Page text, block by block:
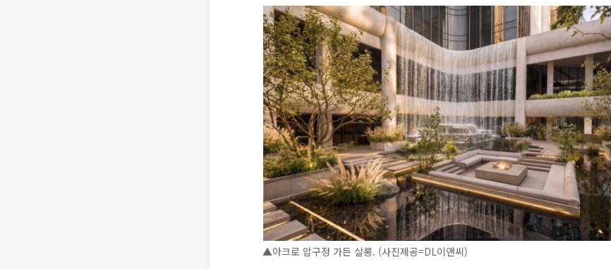
▲아크로 압구정 가든 살롱. (사진제공=DL이앤씨)